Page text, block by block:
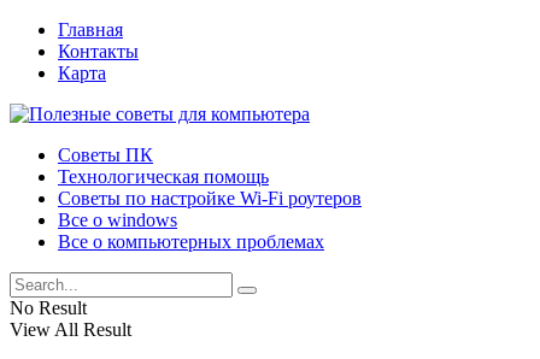
Главная
Контакты
Карта
Советы ПК
Технологическая помощь
Советы по настройке Wi-Fi роутеров
Все о windows
Все о компьютерных проблемах
No Result
View All Result